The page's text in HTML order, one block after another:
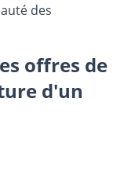
des
offres de
d'un